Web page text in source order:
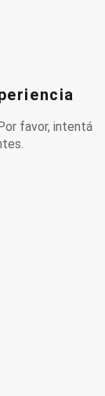
favor, intentá